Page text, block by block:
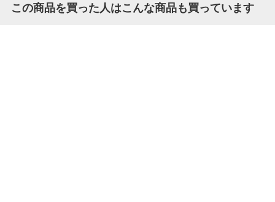
この商品を買った人はこんな商品も買っています